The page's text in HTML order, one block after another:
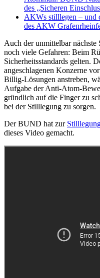
des „Sicheren
AKWs stilllegen – und
des AKW
Auch der unmittelbar
noch viele Gefahren: Beim
Sicherheitsstandards gelten.
angeschlagenen Konzerne
Billig-Lösungen anstreben,
Aufgabe der Anti-Atom-
gründlich auf die Finger zu
bei der Stilllegung zu sorgen.
Der BUND hat zur
dieses Video gemacht.